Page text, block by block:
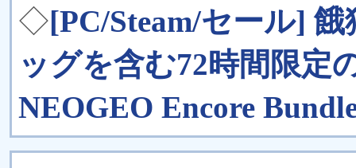
◇[PC/Steam/セール]
ッグを含む72時間限定
NEOGEO Encore